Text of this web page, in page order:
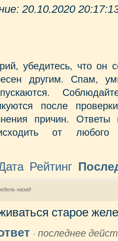
20.10.2020
убедитесь, что он
другим. Спам,
после
причин.
от любого
Рейтинг
назад
старое
· последнее